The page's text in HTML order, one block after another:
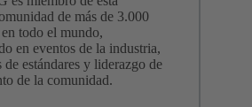
de más de 3.000
todo el mundo,
en eventos de la industria,
de estándares y liderazgo de
de la comunidad.